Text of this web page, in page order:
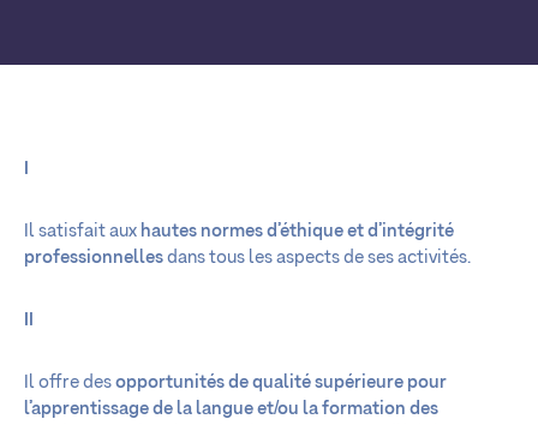
Il satisfait aux hautes normes d’éthique et d’intégrité
professionnelles dans tous les aspects de ses activités.
Il offre des opportunités de qualité supérieure pour
l’apprentissage de la langue et/ou la formation des